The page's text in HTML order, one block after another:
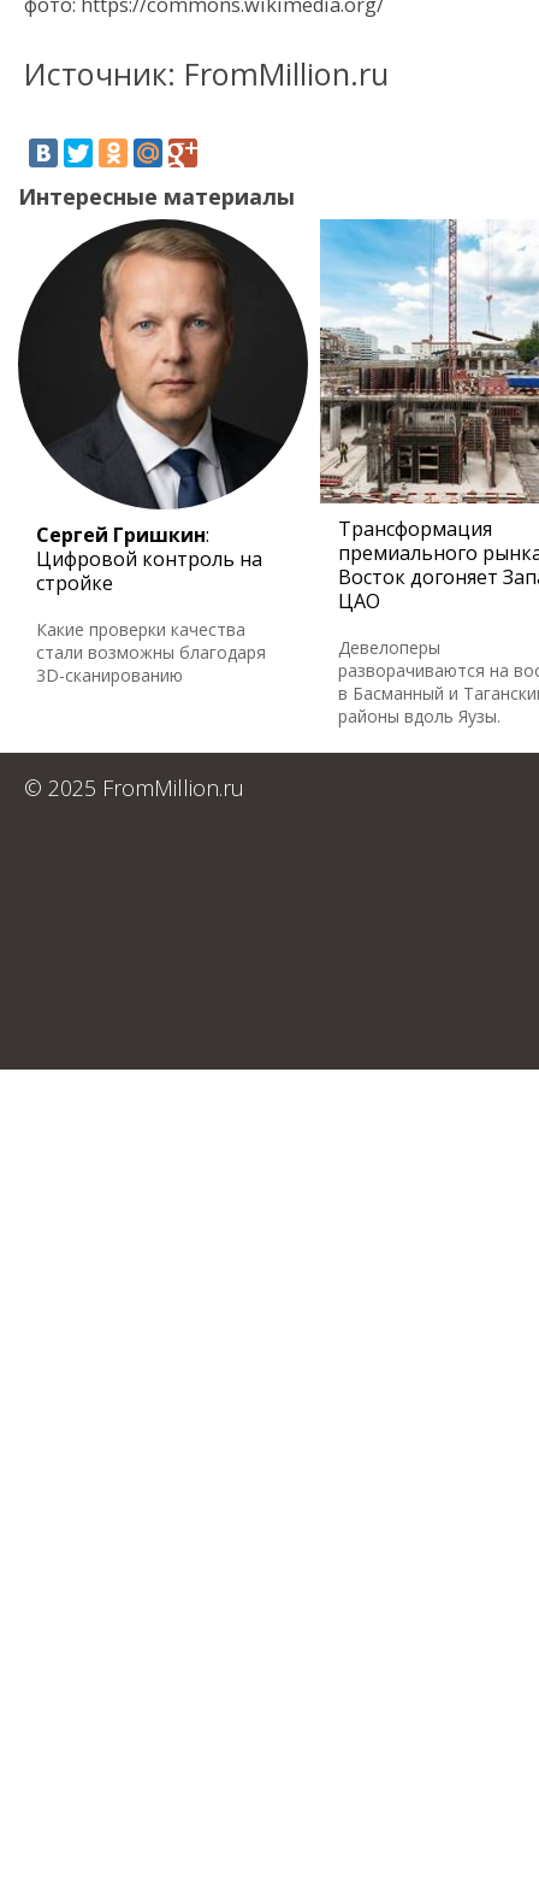
Источник: FromMillion.ru
Интересные материалы
Сергей Гришкин:
Цифровой контроль на
стройке
Какие проверки качества
стали возможны благодаря
3D-сканированию
Трансформация
премиального
Восток догоняет
ЦАО
Девелоперы
разворачиваются на
в Басманный и
районы вдоль Яузы.
© 2025 FromMillion.ru